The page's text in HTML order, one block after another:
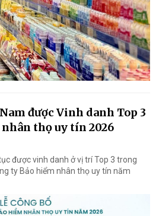
được Vinh danh Top 3
thọ uy tín 2026
được vinh danh ở vị trí Top 3 trong
ty Bảo hiểm nhân thọ uy tín năm